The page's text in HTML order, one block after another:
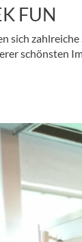
FUN
sich
schönsten